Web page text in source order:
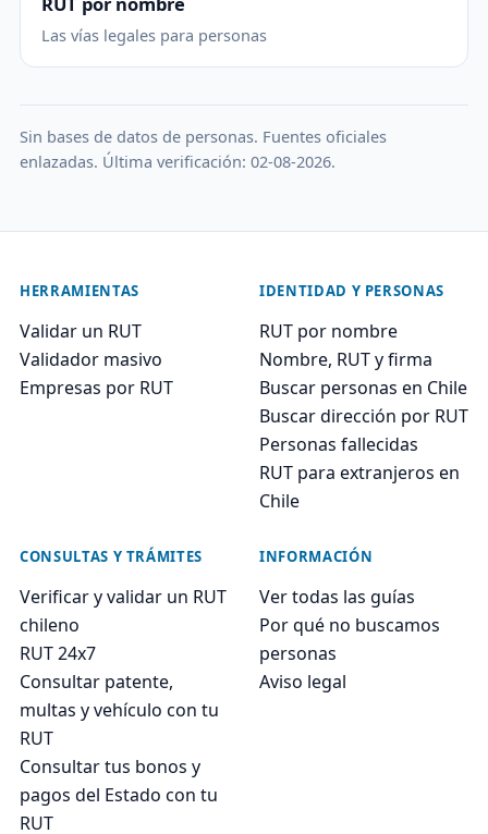
Las vías legales para personas
Sin bases de datos de personas. Fuentes oficiales
enlazadas. Última verificación: 02-08-2026.
HERRAMIENTAS
Validar un RUT
Validador masivo
Empresas por RUT
IDENTIDAD Y PERSONAS
RUT por nombre
Nombre, RUT y firma
Buscar personas en Chile
Buscar dirección por RUT
Personas fallecidas
RUT para extranjeros en
Chile
CONSULTAS Y TRÁMITES
Verificar y validar un RUT
chileno
RUT 24x7
Consultar patente,
multas y vehículo con tu
RUT
Consultar tus bonos y
pagos del Estado con tu
RUT
INFORMACIÓN
Ver todas las guías
Por qué no buscamos
personas
Aviso legal